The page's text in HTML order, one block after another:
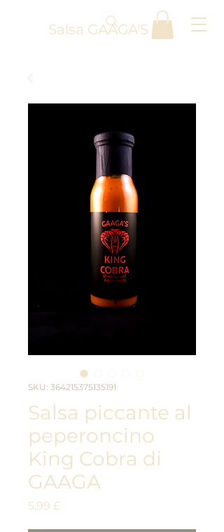
Salsa GAAGA'S
SKU: 364215375135191
Salsa piccante al
peperoncino
King Cobra di
GAAGA
5,99 £Prezzo